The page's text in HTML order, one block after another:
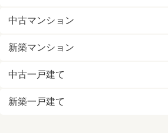
中古マンション
新築マンション
中古一戸建て
新築一戸建て